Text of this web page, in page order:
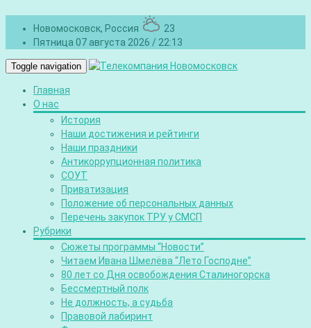
Новомосковск, Россия
23
Пятница 07 августа 2026 / 22:13
Toggle navigation
Главная
О нас
История
Наши достижения и рейтинги
Наши праздники
Антикоррупционная политика
СОУТ
Приватизация
Положение об персональных данных
Перечень закупок ТРУ у СМСП
Рубрики
Сюжеты программы “Новости”
Читаем Ивана Шмелёва “Лето Господне”
80 лет со Дня освобождения Сталиногорска
Бессмертный полк
Не должность, а судьба
Правовой лабиринт